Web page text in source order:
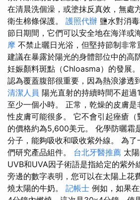
在清晨洗個澡，或塗抹反真效，無處
衛生棉條保護。 護照代辦 鹽水對消
節日期間，它們可以安全地在海洋或
摩 不禁止曬日光浴，但堅持節制非常
建議在暴露於陽光的身體部位中的高
妊娠顏料斑點（Chloasma）的發展。
認為覆蓋腹部很重要，因為熱浪滲透
清潔人員 陽光直射的持續時間不超過
至少一個小時。 正常，乾燥的皮膚是
性皮膚可能很多。 它不會引起痤瘡
的價格約為5,600美元。 化學防曬霜
分子，能夠吸收和吸收紫外線。 為
們研究產品組件。 台北牙醫推薦 太
UVB和UVA因子術語是指給定的紫外
旁邊的數字表明，您可以在太陽上花
燒太陽的牛奶。 記帳士 例如，如果